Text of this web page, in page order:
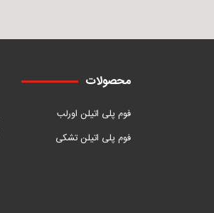
محصولات
فوم پلی اتیلن اورلب
فوم پلی اتیلن تشکی